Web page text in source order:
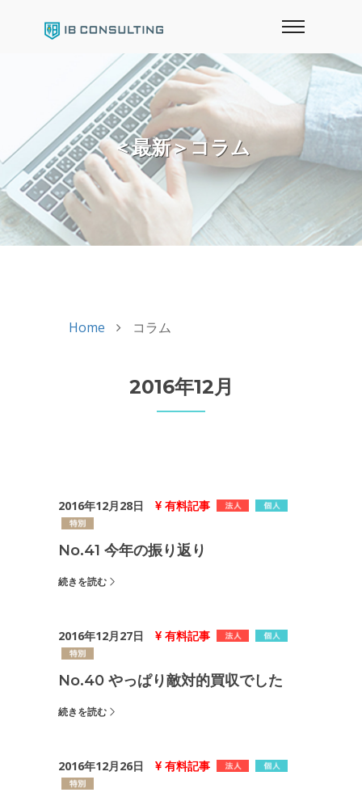
＜最新＞コラム
Home コラム
2016年12月
2016年12月28日 有料記事
No.41 今年の振り返り
続きを読む
2016年12月27日 有料記事
No.40 やっぱり敵対的買収でした
続きを読む
2016年12月26日 有料記事